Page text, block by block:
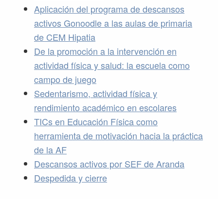
Aplicación del programa de descansos
activos Gonoodle a las aulas de primaria
de CEM Hipatia
De la promoción a la intervención en
actividad física y salud: la escuela como
campo de juego
Sedentarismo, actividad física y
rendimiento académico en escolares
TICs en Educación Física como
herramienta de motivación hacia la práctica
de la AF
Descansos activos por SEF de Aranda
Despedida y cierre